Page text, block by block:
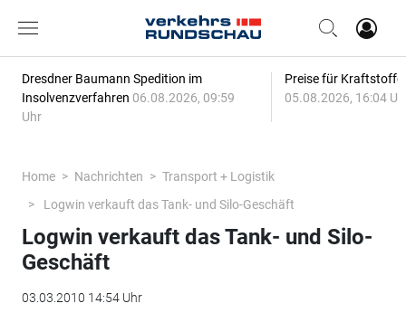
Dresdner Baumann Spedition im
Insolvenzverfahren 06.08.2026, 09:59
Uhr
Preise für
05.08.2026, 16:04
Home Nachrichten
Transport + Logistik
Logwin verkauft das Tank- und Silo-Geschäft
Logwin verkauft das Tank- und Silo-
Geschäft
03.03.2010 14:54 Uhr